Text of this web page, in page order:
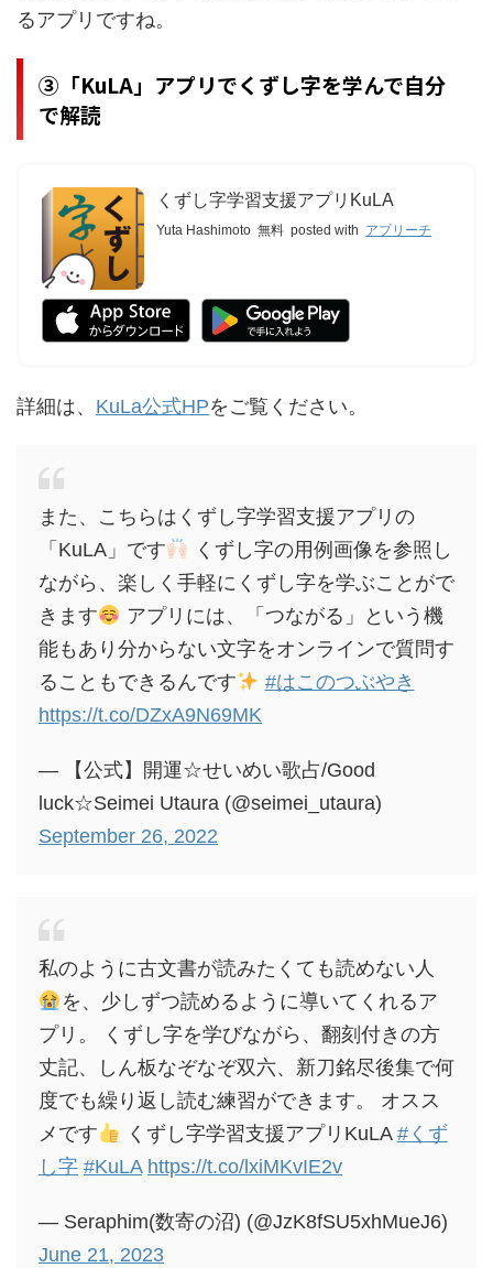
るアプリですね。
③ 「KuLA」アプリでくずし字を学んで自分
で解読
くずし字学習支援アプリKuLA
Yuta Hashimoto 無料 posted with アプリーチ
詳細は、 KuLa公式HPをご覧ください。
また、こちらはくずし字学習支援アプリの
「KuLA」です
くずし字の用例画像を参照し
ながら、楽しく手軽にくずし字を学ぶことがで
きます
アプリには、「つながる」という機
能もあり分からない文字をオンラインで質問す
ることもできるんです
#はこのつぶやき
https://t.co/DZxA9N69MK
— 【公式】開運☆せいめい歌占/Good
luck☆Seimei Utaura (@seimei_utaura)
September 26, 2022
私のように古文書が読みたくても読めない人
を、少しずつ読めるように導いてくれるア
プリ。 くずし字を学びながら、翻刻付きの方
丈記、しん板なぞなぞ双六、新刀銘尽後集で何
度でも繰り返し読む練習ができます。 オスス
メです
くずし字学習支援アプリKuLA #くず
し字 #KuLA https://t.co/lxiMKvIE2v
— Seraphim(数寄の沼) (@JzK8fSU5xhMueJ6)
June 21, 2023